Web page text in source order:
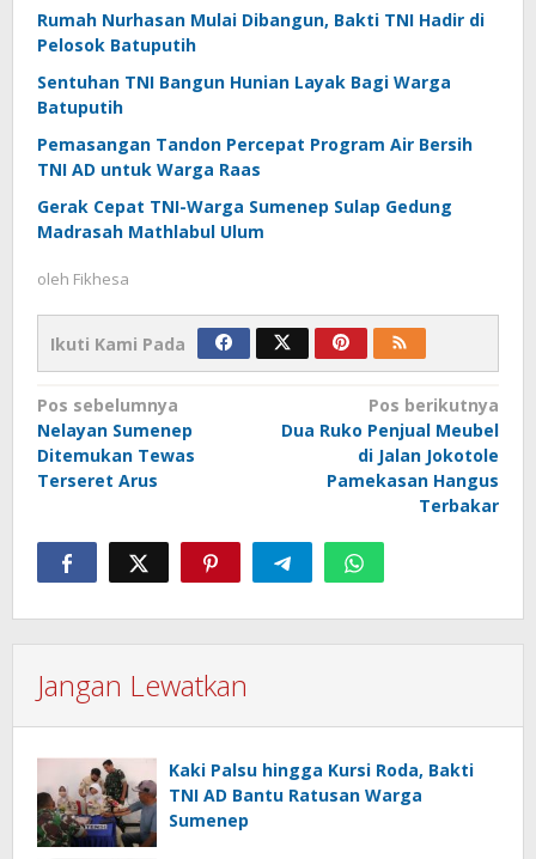
Rumah Nurhasan Mulai Dibangun, Bakti TNI Hadir di
Pelosok Batuputih
Sentuhan TNI Bangun Hunian Layak Bagi Warga
Batuputih
Pemasangan Tandon Percepat Program Air Bersih
TNI AD untuk Warga Raas
Gerak Cepat TNI-Warga Sumenep Sulap Gedung
Madrasah Mathlabul Ulum
oleh Fikhesa
Ikuti Kami Pada
Navigasi
pos
Pos sebelumnya
Nelayan Sumenep
Ditemukan Tewas
Terseret Arus
Pos berikutnya
Dua Ruko Penjual Meubel
di Jalan Jokotole
Pamekasan Hangus
Terbakar
Jangan Lewatkan
Kaki Palsu hingga Kursi Roda, Bakti
TNI AD Bantu Ratusan Warga
Sumenep